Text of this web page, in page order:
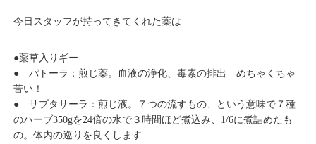
今日スタッフが持ってきてくれた薬は
●薬草入りギー
● パトーラ：煎じ薬。血液の浄化、毒素の排出 めちゃくちゃ
苦い！
● サプタサーラ：煎じ液。７つの流すもの、という意味で７種
のハーブ350gを24倍の水で３時間ほど煮込み、1/6に煮詰めたも
の。体内の巡りを良くします